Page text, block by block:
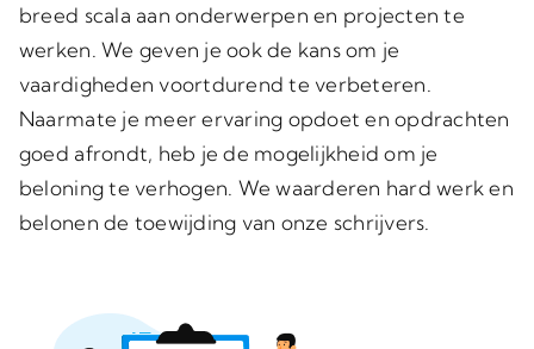
breed scala aan onderwerpen en projecten te
werken. We geven je ook de kans om je
vaardigheden voortdurend te verbeteren.
Naarmate je meer ervaring opdoet en opdrachten
goed afrondt, heb je de mogelijkheid om je
beloning te verhogen. We waarderen hard werk en
belonen de toewijding van onze schrijvers.